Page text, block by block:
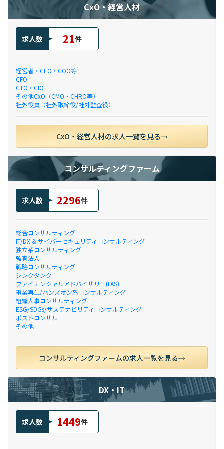
CxO・経営人材
求人数 21件
経営者・CEO・COO等
CFO
CTO・CIO
その他CxO（CMO・CHRO等）
社外役員（社外取締役/社外監査役）
CxO・経営人材の求人一覧を見る
コンサルティングファーム
求人数 2296件
総合コンサルティング
IT/DX & サイバーセキュリティコンサルティング
独立系コンサルティング
監査法人
戦略コンサルティング
シンクタンク
ファイナンシャルアドバイザリー(FAS)
事業再生/ハンズオン系コンサルティング
組織人事コンサルティング
ESG/SDGs/サステナビリティコンサルティング
ポストコンサル
その他
コンサルティングファームの求人一覧を見る
DX・IT
求人数 1449件